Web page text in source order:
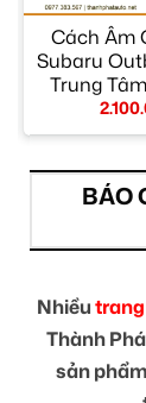
Cách Âm
Subaru
Trung
Chính
BÁO
Nhiều
Thành
sản